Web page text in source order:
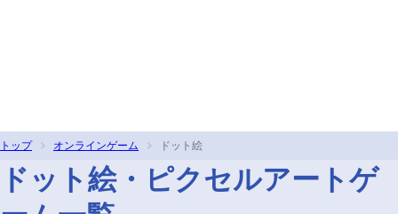
トップ オンラインゲーム ドット絵
ドット絵・ピクセルアートゲ